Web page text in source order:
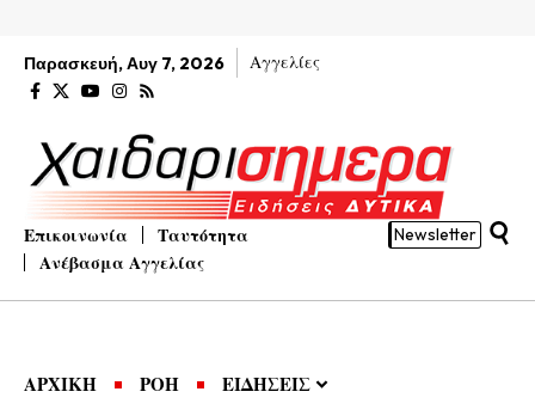
Παρασκευή, Αυγ 7, 2026 Αγγελίες
Επικοινωνία
Ταυτότητα
Ανέβασμα Αγγελίας
Newsletter
ΑΡΧΙΚΗ ΡΟΗ ΕΙΔΗΣΕΙΣ